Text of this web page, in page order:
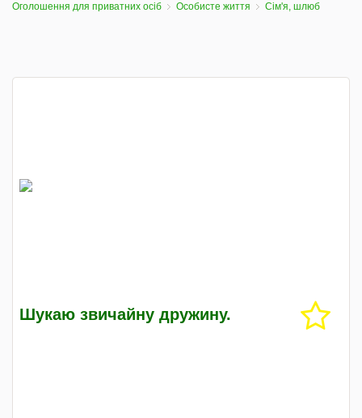
Оголошення для приватних осіб Особисте життя Сім'я, шлюб
Шукаю звичайну дружину.